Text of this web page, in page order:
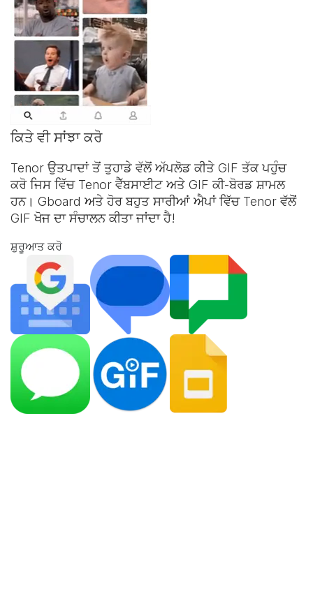
ਕਿਤੇ ਵੀ ਸਾਂਝਾ ਕਰੋ
Tenor ਉਤਪਾਦਾਂ ਤੋਂ ਤੁਹਾਡੇ ਵੱਲੋਂ ਅੱਪਲੋਡ ਕੀਤੇ GIF ਤੱਕ ਪਹੁੰਚ
ਕਰੋ ਜਿਸ ਵਿੱਚ Tenor ਵੈੱਬਸਾਈਟ ਅਤੇ GIF ਕੀ-ਬੋਰਡ ਸ਼ਾਮਲ
ਹਨ। Gboard ਅਤੇ ਹੋਰ ਬਹੁਤ ਸਾਰੀਆਂ ਐਪਾਂ ਵਿੱਚ Tenor ਵੱਲੋਂ
GIF ਖੋਜ ਦਾ ਸੰਚਾਲਨ ਕੀਤਾ ਜਾਂਦਾ ਹੈ!
ਸ਼ੁਰੂਆਤ ਕਰੋ